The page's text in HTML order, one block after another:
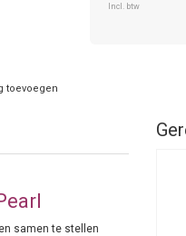
Incl. btw
toevoegen
samen te stellen